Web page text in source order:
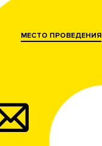
МЕСТО ПРОВЕДЕНИЯ